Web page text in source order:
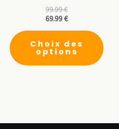
99.99€
69.99€
Choix des
options